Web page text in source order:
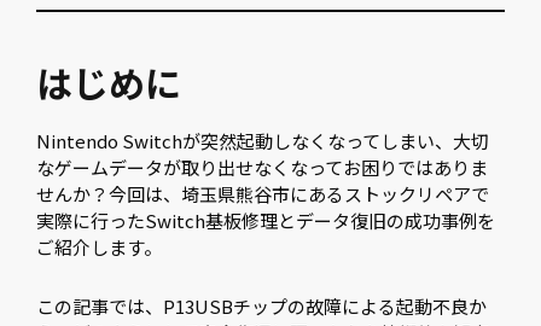
はじめに
Nintendo Switchが突然起動しなくなってしまい、大切
なゲームデータが取り出せなくなってお困りではありま
せんか？今回は、埼玉県熊谷市にあるストックリペアで
実際に行ったSwitch基板修理とデータ復旧の成功事例を
ご紹介します。
この記事では、P13USBチップの故障による起動不良か